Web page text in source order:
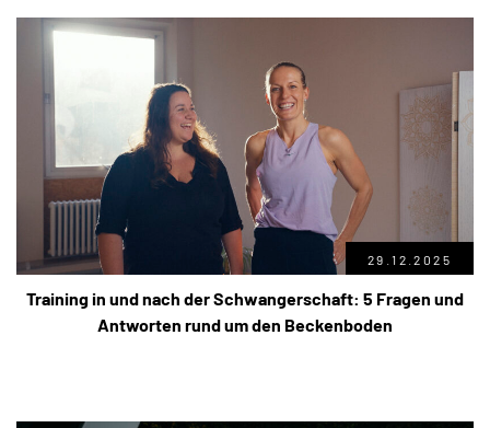
29.12.2025
Training in und nach der Schwangerschaft: 5 Fragen und
Antworten rund um den Beckenboden